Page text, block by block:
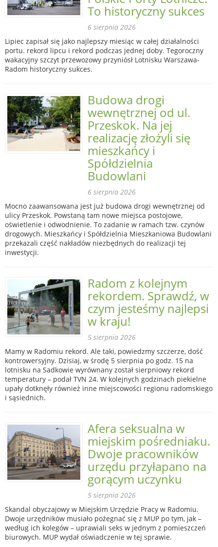
To historyczny sukces
6 sierpnia 2026
Lipiec zapisał się jako najlepszy miesiąc w całej działalności
portu. rekord lipcu i rekord podczas jednej doby. Tegoroczny
wakacyjny szczyt przewozowy przyniósł Lotnisku Warszawa-
Radom historyczny sukces.
Budowa drogi
wewnętrznej od ul.
Przeskok. Na jej
realizację złożyli się
mieszkańcy i
Spółdzielnia
Budowlani
6 sierpnia 2026
Mocno zaawansowana jest już budowa drogi wewnętrznej od
ulicy Przeskok. Powstaną tam nowe miejsca postojowe,
oświetlenie i odwodnienie. To zadanie w ramach tzw. czynów
drogowych. Mieszkańcy i Spółdzielnia Mieszkaniowa Budowlani
przekazali część nakładów niezbędnych do realizacji tej
inwestycji.
Radom z kolejnym
rekordem. Sprawdź, w
czym jesteśmy najlepsi
w kraju!
5 sierpnia 2026
Mamy w Radomiu rekord. Ale taki, powiedzmy szczerze, dość
kontrowersyjny. Dzisiaj, w środę 5 sierpnia po godz. 15 na
lotnisku na Sadkowie wyrównany został sierpniowy rekord
temperatury – podał TVN 24. W kolejnych godzinach piekielne
upały dotknęły również inne miejscowości regionu radomskiego
i sąsiednich.
Afera seksualna w
miejskim pośredniaku.
Dwoje pracowników
urzędu przyłapano na
gorącym uczynku
5 sierpnia 2026
Skandal obyczajowy w Miejskim Urzędzie Pracy w Radomiu.
Dwoje urzędników musiało pożegnać się z MUP po tym, jak –
według ich kolegów – uprawiali seks w jednym z pomieszczeń
biurowych. MUP wydał oświadczenie w tej sprawie.